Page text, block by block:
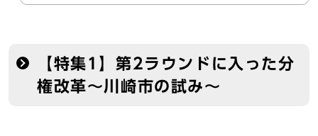
【特集1】第2ラウンドに入った分
権改革～川崎市の試み～